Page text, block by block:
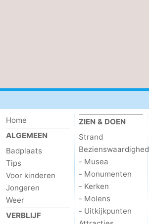
Hollands
Duin
Noordwijk
-
Katwijk
-
Scheveningen
-
Den
Haag
-
Rotterdam
-
Rockanje
Zeeland
Home
ALGEMEEN
Badplaats
Tips
Voor kinderen
Jongeren
Weer
VERBLIJF
ZIEN & DOEN
Strand
- Musea
- Monumenten
- Kerken
- Molens
- Uitkijkpunten